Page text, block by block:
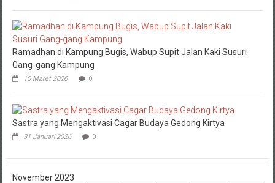
Ramadhan di Kampung Bugis, Wabup Supit Jalan Kaki Susuri
Gang-gang Kampung
10 Maret 2026 0
Sastra yang Mengaktivasi Cagar Budaya Gedong Kirtya
31 Januari 2026 0
November 2023